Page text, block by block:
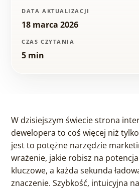
DATA AKTUALIZACJI
18 marca 2026
CZAS CZYTANIA
5 min
W dzisiejszym świecie strona
dewelopera to coś więcej niż
jest to potężne narzędzie
wrażenie, jakie robisz na
kluczowe, a każda sekunda
znaczenie. Szybkość, intuicyjna